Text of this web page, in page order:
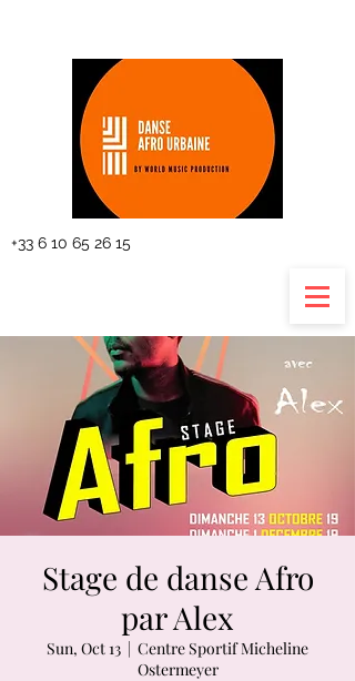
+33 6 10 65 26 15
Stage de danse Afro
par Alex
Sun, Oct 13
  |
Centre Sportif Micheline
Ostermeyer